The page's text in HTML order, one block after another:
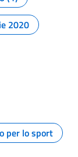
2020
per lo sport